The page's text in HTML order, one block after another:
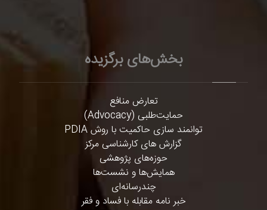
بخش‌های برگزیده
تعارض منافع
حمایت‌طلبی (Advocacy)
توانمند سازی حاکمیت با روش PDIA
گزارش های کارشناسی مرکز
حوزه‌های پژوهشی
همایش‌ها و نشست‌ها
چندرسانه‌ای
خبر نامه مقابله با فساد و فقر